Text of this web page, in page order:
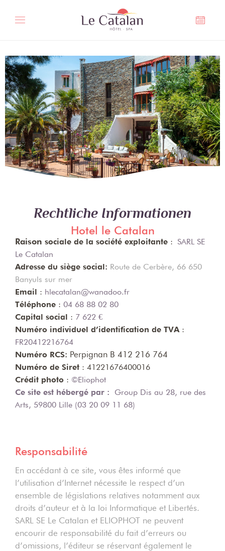
Rechtliche Informationen
Hotel le Catalan
Raison sociale de la société exploitante : SARL SE
Le Catalan
Adresse du siège social: Route de Cerbère, 66 650
Banyuls sur mer
Email : hlecatalan@wanadoo.fr
Téléphone : 04 68 88 02 80
Capital social : 7 622 €
Numéro individuel d’identification de TVA :
FR20412216764
Numéro RCS: Perpignan B 412 216 764
Numéro de Siret : 41221676400016
Crédit photo : ©Eliophot
Ce site est hébergé par : Group Dis au 28, rue des
Arts, 59800 Lille (03 20 09 11 68)
Responsabilité
En accédant à ce site, vous êtes informé que
l’utilisation d’Internet nécessite le respect d’un
ensemble de législations relatives notamment aux
droits d’auteur et à la loi Informatique et Libertés.
SARL SE Le Catalan et ELIOPHOT ne peuvent
encourir de responsabilité du fait d’erreurs ou
d’omissions, l’éditeur se réservant également le